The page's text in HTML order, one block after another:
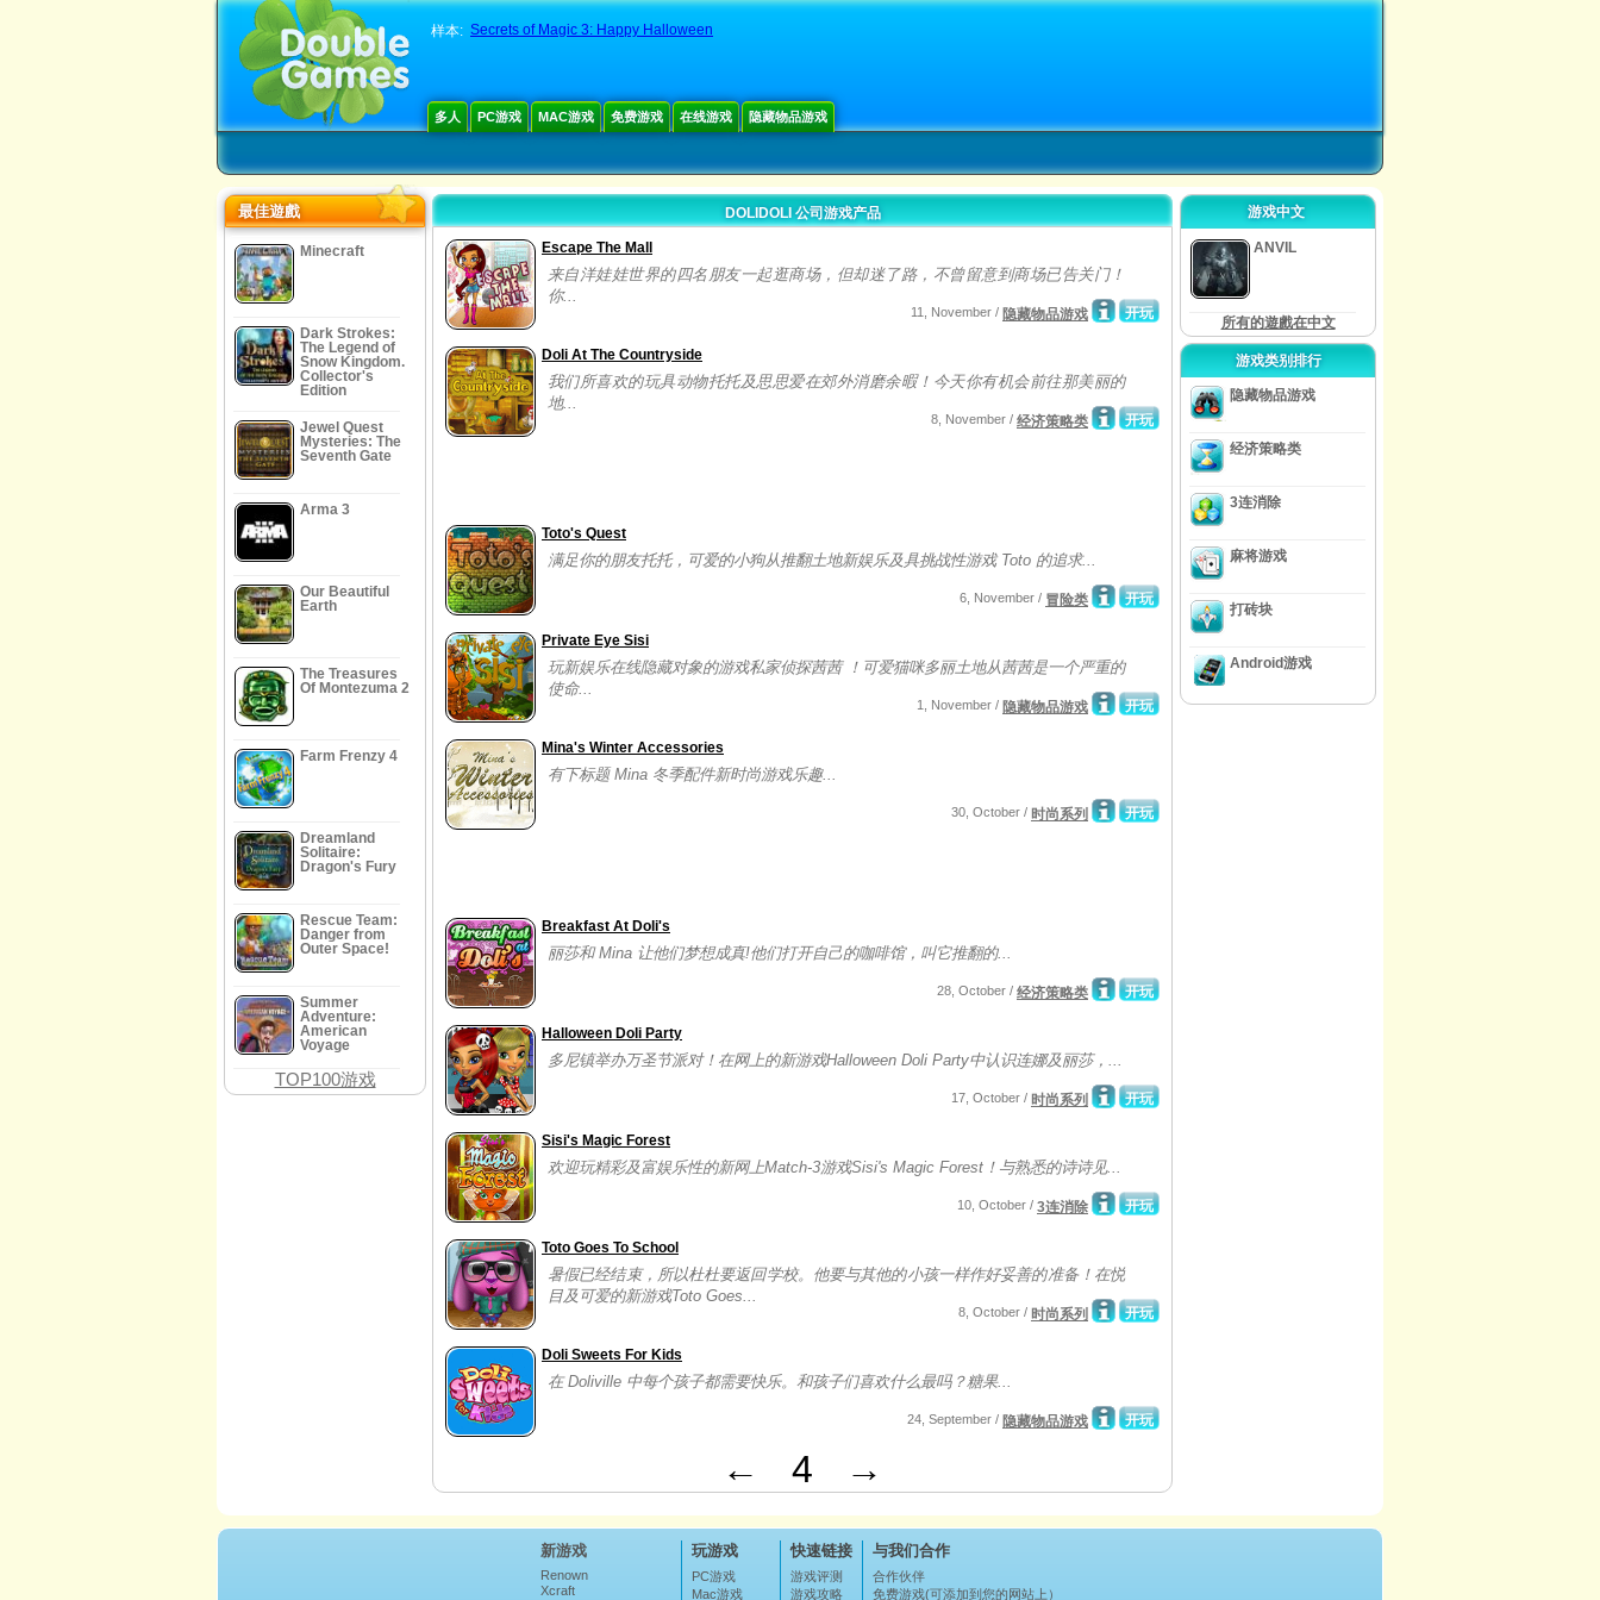
样本: Secrets of Magic 3: Happy Halloween
多人 PC游戏 MAC游戏 免费游戏 在线游戏 隐藏物品游戏
最佳遊戲
Minecraft
Dark Strokes:
The Legend of
Snow Kingdom.
Collector's
Edition
Jewel Quest
Mysteries: The
Seventh Gate
Arma 3
Our Beautiful
Earth
The Treasures
Of Montezuma 2
Farm Frenzy 4
Dreamland
Solitaire:
Dragon's Fury
Rescue Team:
Danger from
Outer Space!
Summer
Adventure:
American
Voyage
TOP100游戏
DOLIDOLI 公司游戏产品
Escape The Mall
来自洋娃娃世界的四名朋友一起逛商场，但却迷了路，不曾留意到商场已告关门！
你...
开玩
11, November / 隐藏物品游戏
Doli At The Countryside
我们所喜欢的玩具动物托托及思思爱在郊外消磨余暇！今天你有机会前往那美丽的
地...
开玩
8, November / 经济策略类
Toto's Quest
满足你的朋友托托，可爱的小狗从推翻土地新娱乐及具挑战性游戏 Toto 的追求...
开玩
6, November / 冒险类
Private Eye Sisi
玩新娱乐在线隐藏对象的游戏私家侦探茜茜 ！可爱猫咪多丽土地从茜茜是一个严重的
使命...
开玩
1, November / 隐藏物品游戏
Mina's Winter Accessories
有下标题 Mina 冬季配件新时尚游戏乐趣...
开玩
30, October / 时尚系列
Breakfast At Doli's
丽莎和 Mina 让他们梦想成真!他们打开自己的咖啡馆，叫它推翻的...
开玩
28, October / 经济策略类
Halloween Doli Party
多尼镇举办万圣节派对！在网上的新游戏Halloween Doli Party中认识连娜及丽莎，...
开玩
17, October / 时尚系列
Sisi's Magic Forest
欢迎玩精彩及富娱乐性的新网上Match-3游戏Sisi's Magic Forest！与熟悉的诗诗见...
开玩
10, October / 3连消除
Toto Goes To School
暑假已经结束，所以杜杜要返回学校。他要与其他的小孩一样作好妥善的准备！在悦
目及可爱的新游戏Toto Goes...
开玩
8, October / 时尚系列
Doli Sweets For Kids
在 Doliville 中每个孩子都需要快乐。和孩子们喜欢什么最吗？糖果...
开玩
24, September / 隐藏物品游戏
← 4 →
游戏中文
ANVIL
所有的遊戲在中文
游戏类别排行
隐藏物品游戏
经济策略类
3连消除
麻将游戏
打砖块
Android游戏
新游戏
Renown
Xcraft
玩游戏
PC游戏
Mac游戏
快速链接
游戏评测
游戏攻略
与我们合作
合作伙伴
免费游戏(可添加到您的网站上）